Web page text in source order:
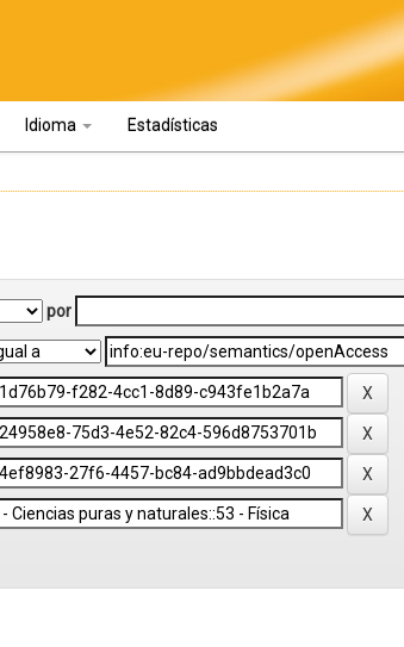
Idioma Estadísticas
por